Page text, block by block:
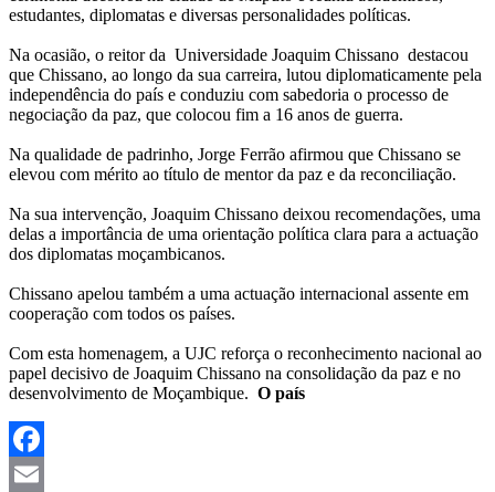
estudantes, diplomatas e diversas personalidades políticas.
Na ocasião, o reitor da Universidade Joaquim Chissano destacou
que Chissano, ao longo da sua carreira, lutou diplomaticamente pela
independência do país e conduziu com sabedoria o processo de
negociação da paz, que colocou fim a 16 anos de guerra.
Na qualidade de padrinho, Jorge Ferrão afirmou que Chissano se
elevou com mérito ao título de mentor da paz e da reconciliação.
Na sua intervenção, Joaquim Chissano deixou recomendações, uma
delas a importância de uma orientação política clara para a actuação
dos diplomatas moçambicanos.
Chissano apelou também a uma actuação internacional assente em
cooperação com todos os países.
Com esta homenagem, a UJC reforça o reconhecimento nacional ao
papel decisivo de Joaquim Chissano na consolidação da paz e no
desenvolvimento de Moçambique. O país
Facebook